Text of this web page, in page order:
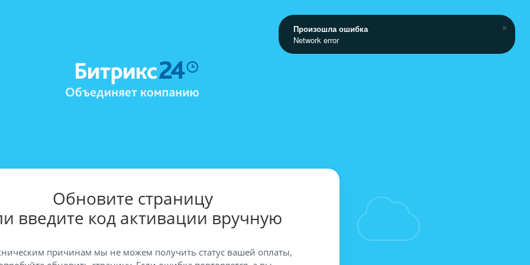
Обновите страницу
введите код активации вручную
причинам мы не можем получить статус вашей оплаты,
Произошла ошибка
Network error